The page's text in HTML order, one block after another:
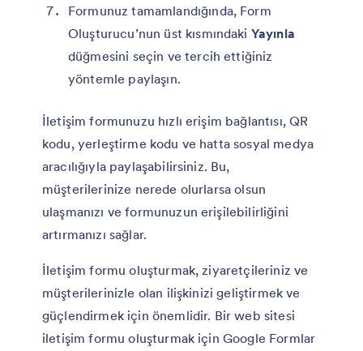
Formunuz tamamlandığında, Form
Oluşturucu’nun üst kısmındaki Yayınla
düğmesini seçin ve tercih ettiğiniz
yöntemle paylaşın.
İletişim formunuzu hızlı erişim bağlantısı, QR
kodu, yerleştirme kodu ve hatta sosyal medya
aracılığıyla paylaşabilirsiniz. Bu,
müşterilerinize nerede olurlarsa olsun
ulaşmanızı ve formunuzun erişilebilirliğini
artırmanızı sağlar.
İletişim formu oluşturmak, ziyaretçileriniz ve
müşterilerinizle olan ilişkinizi geliştirmek ve
güçlendirmek için önemlidir. Bir web sitesi
iletişim formu oluşturmak için Google Formlar